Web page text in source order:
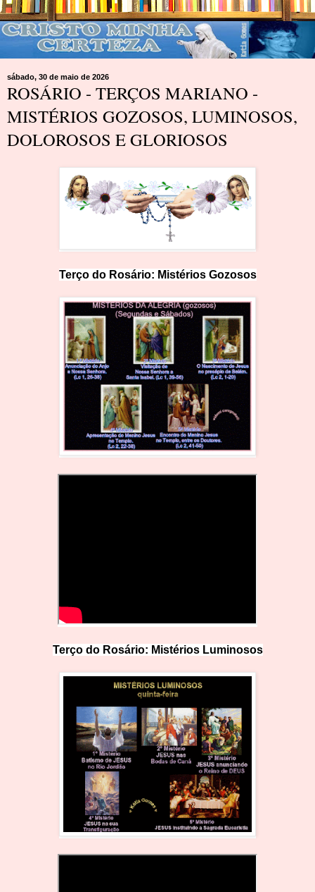
sábado, 30 de maio de 2026
ROSÁRIO - TERÇOS MARIANO -
MISTÉRIOS GOZOSOS, LUMINOSOS,
DOLOROSOS E GLORIOSOS
Terço do Rosário: Mistérios Gozosos
Terço do Rosário: Mistérios Luminosos